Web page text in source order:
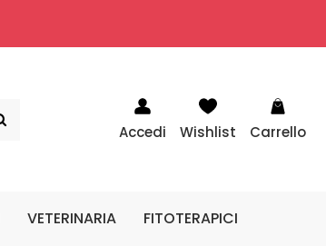
Accedi Wishlist Carrello
VETERINARIA FITOTERAPICI